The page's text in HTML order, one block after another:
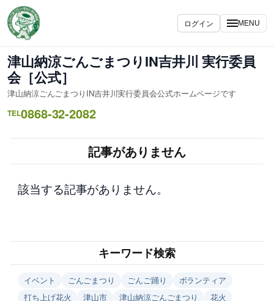
容
を
ス
キ
ッ
プ
ログイン MENU
津山納涼ごんごまつりIN吉井川 実行委員
会［公式］
津山納涼ごんごまつりIN吉井川実行委員会公式ホームページです
TEL0868-32-2082
記事がありません
該当する記事がありません。
キーワード検索
イベント ごんごまつり ごんご踊り
ボランティア
打ち上げ花火
津山市 津山納涼ごんごまつり
花火